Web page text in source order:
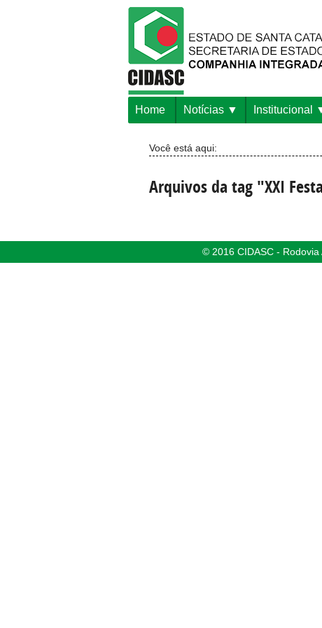
Home Notícias Institucional
Você está aqui:
Arquivos da tag "XXI
© 2016 CIDASC -